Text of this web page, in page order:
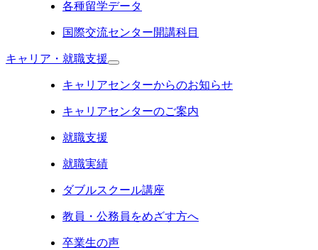
各種留学データ
国際交流センター開講科目
キャリア・就職支援
キャリアセンターからのお知らせ
キャリアセンターのご案内
就職支援
就職実績
ダブルスクール講座
教員・公務員をめざす方へ
卒業生の声